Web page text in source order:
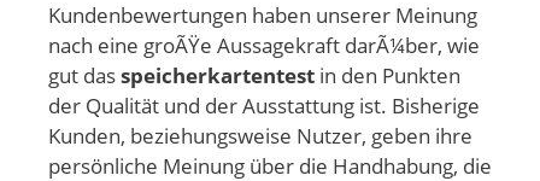
Kundenbewertungen haben unserer Meinung
nach eine groÃŸe Aussagekraft darÃ¼ber, wie
gut dasspeicherkartentest in den Punkten
der Qualität und der Ausstattung ist. Bisherige
Kunden, beziehungsweise Nutzer, geben ihre
persönliche Meinung über die Handhabung, die